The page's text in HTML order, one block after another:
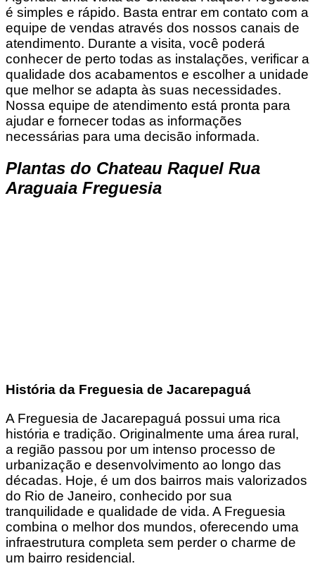
é simples e rápido. Basta entrar em contato com a
equipe de vendas através dos nossos canais de
atendimento. Durante a visita, você poderá
conhecer de perto todas as instalações, verificar a
qualidade dos acabamentos e escolher a unidade
que melhor se adapta às suas necessidades.
Nossa equipe de atendimento está pronta para
ajudar e fornecer todas as informações
necessárias para uma decisão informada.
Plantas do Chateau Raquel Rua
Araguaia Freguesia
História da Freguesia de Jacarepaguá
A Freguesia de Jacarepaguá possui uma rica
história e tradição. Originalmente uma área rural,
a região passou por um intenso processo de
urbanização e desenvolvimento ao longo das
décadas. Hoje, é um dos bairros mais valorizados
do Rio de Janeiro, conhecido por sua
tranquilidade e qualidade de vida. A Freguesia
combina o melhor dos mundos, oferecendo uma
infraestrutura completa sem perder o charme de
um bairro residencial.